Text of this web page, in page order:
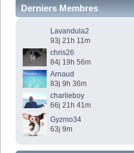
Derniers Membres
Lavandula2
93j 21h 11m
chris26
84j 19h 56m
Arnaud
83j 9h 36m
charlieboy
66j 21h 41m
Gyzmo34
63j 9m